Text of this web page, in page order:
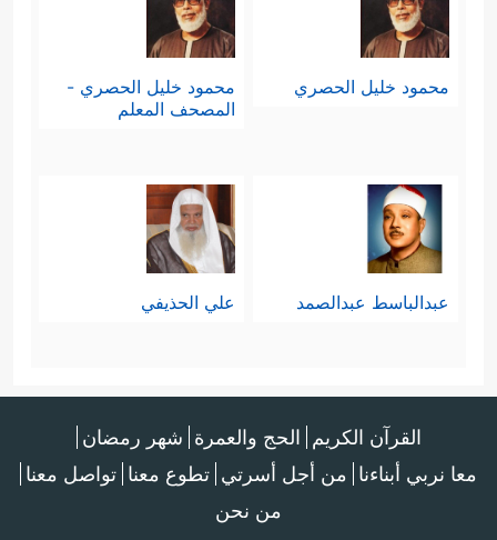
محمود خليل الحصري
محمود خليل الحصري -
المصحف المعلم
عبدالباسط عبدالصمد علي الحذيفي
القرآن الكريم الحج والعمرة شهر رمضان
معا نربي أبناءنا من أجل أسرتي تطوع معنا تواصل معنا
من نحن